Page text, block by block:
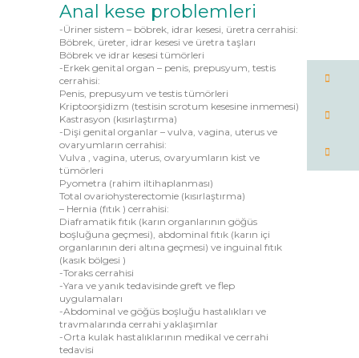
Anal kese problemleri
-Üriner sistem – böbrek, idrar kesesi, üretra cerrahisi:
Böbrek, üreter, idrar kesesi ve üretra taşları
Böbrek ve idrar kesesi tümörleri
-Erkek genital organ – penis, prepusyum, testis
cerrahisi:
Penis, prepusyum ve testis tümörleri
Kriptoorşidizm (testisin scrotum kesesine inmemesi)
Kastrasyon (kısırlaştırma)
-Dişi genital organlar – vulva, vagina, uterus ve
ovaryumların cerrahisi:
Vulva , vagina, uterus, ovaryumların kist ve
tümörleri
Pyometra (rahim iltihaplanması)
Total ovariohysterectomie (kısırlaştırma)
– Hernia (fıtık ) cerrahisi:
Diaframatik fıtık (karın organlarının göğüs
boşluğuna geçmesi), abdominal fıtık (karın içi
organlarının deri altına geçmesi) ve inguinal fıtık
(kasık bölgesi )
-Toraks cerrahisi
-Yara ve yanık tedavisinde greft ve flep
uygulamaları
-Abdominal ve göğüs boşluğu hastalıkları ve
travmalarında cerrahi yaklaşımlar
-Orta kulak hastalıklarının medikal ve cerrahi
tedavisi